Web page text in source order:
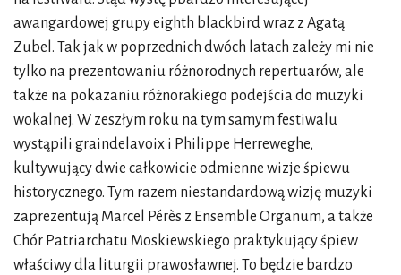
awangardowej grupy eighth blackbird wraz z Agatą
Zubel. Tak jak w poprzednich dwóch latach zależy mi nie
tylko na prezentowaniu różnorodnych repertuarów, ale
także na pokazaniu różnorakiego podejścia do muzyki
wokalnej. W zeszłym roku na tym samym festiwalu
wystąpili graindelavoix i Philippe Herreweghe,
kultywujący dwie całkowicie odmienne wizje śpiewu
historycznego. Tym razem niestandardową wizję muzyki
zaprezentują Marcel Pérès z Ensemble Organum, a także
Chór Patriarchatu Moskiewskiego praktykujący śpiew
właściwy dla liturgii prawosławnej. To będzie bardzo